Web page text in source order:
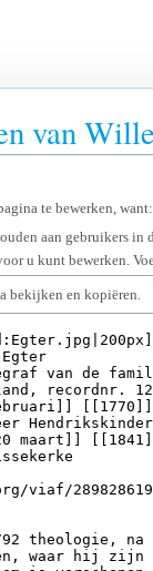
van
te bewerken, want:
aan gebruikers in
u kunt bewerken.
bekijken en kopiëren.